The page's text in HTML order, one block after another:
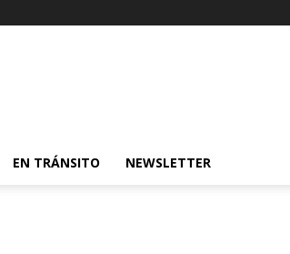
EN TRÁNSITO NEWSLETTER